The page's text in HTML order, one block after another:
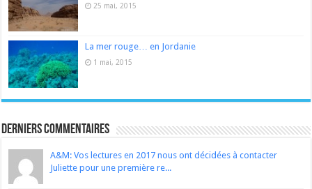
25 mai, 2015
La mer rouge… en Jordanie
1 mai, 2015
Derniers Commentaires
A&M: Vos lectures en 2017 nous ont décidées à contacter
Juliette pour une première re...